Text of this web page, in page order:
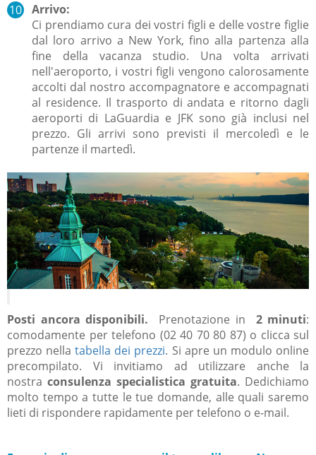
Arrivo:
Ci prendiamo cura dei vostri figli e delle vostre figlie
dal loro arrivo a New York, fino alla partenza alla
fine della vacanza studio. Una volta arrivati
nell'aeroporto, i vostri figli vengono calorosamente
accolti dal nostro accompagnatore e accompagnati
al residence. Il trasporto di andata e ritorno dagli
aeroporti di LaGuardia e JFK sono già inclusi nel
prezzo. Gli arrivi sono previsti il mercoledì e le
partenze il martedì.
Posti ancora disponibili. Prenotazione in 2 minuti:
comodamente per telefono (02 40 70 80 87) o clicca sul
prezzo nella tabella dei prezzi. Si apre un modulo online
precompilato. Vi invitiamo ad utilizzare anche la
nostra consulenza specialistica gratuita. Dedichiamo
molto tempo a tutte le tue domande, alle quali saremo
lieti di rispondere rapidamente per telefono o e-mail.